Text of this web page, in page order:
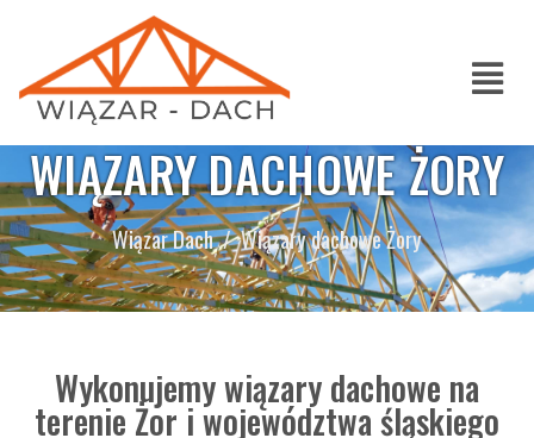
WIĄZARY DACHOWE ŻORY
Wiązar Dach Wiązary dachowe Żory
Wykonujemy wiązary dachowe na
terenie Żor i województwa śląskiego